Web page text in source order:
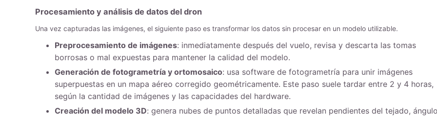
Procesamiento y análisis de datos del dron
Una vez capturadas las imágenes, el siguiente paso es transformar los datos sin procesar en un modelo utilizable.
Preprocesamiento de imágenes: inmediatamente después del vuelo, revisa y descarta las tomas
borrosas o mal expuestas para mantener la calidad del modelo.
Generación de fotogrametría y ortomosaico: usa software de fotogrametría para unir imágenes
superpuestas en un mapa aéreo corregido geométricamente. Este paso suele tardar entre 2 y 4 horas,
según la cantidad de imágenes y las capacidades del hardware.
Creación del modelo 3D: genera nubes de puntos detalladas que revelan pendientes del tejado,